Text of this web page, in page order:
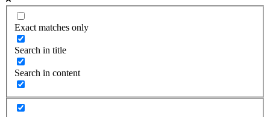
Exact matches only
Search in title
Search in content